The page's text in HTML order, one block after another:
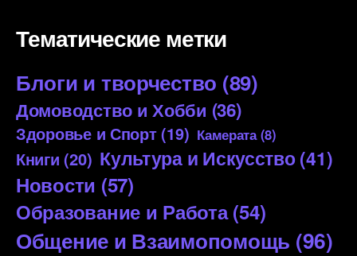
Тематические метки
Блоги и творчество (89)
Домоводство и Хобби (36)
Здоровье и Спорт(19) Камерата(8)
Книги (20) Культура и Искусство(41)
Новости (57)
Образование и Работа(54)
Общение и Взаимопомощь (96)